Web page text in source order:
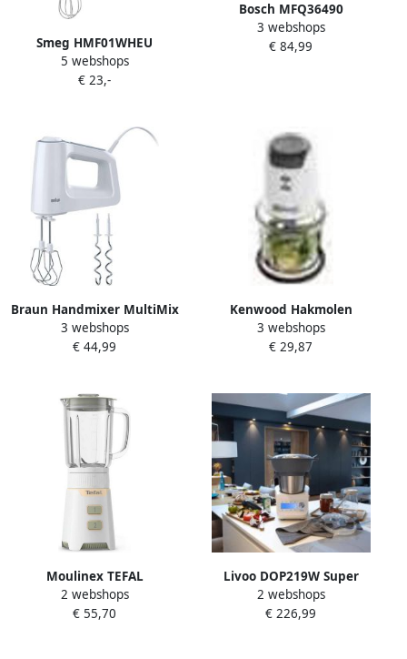
Smeg HMF01WHEU
Handmixer 250W 9
Snelheden Turbofunctie LED
Style Wit
5 webshops
€ 23,-
Bosch MFQ36490
Handmixer 450 W Wit
3 webshops
€ 84,99
Braun Handmixer MultiMix
3 HM 3100 WH 500 W 5
snelheden + Turbo Verticale
3 webshops
€ 44,99
Kenwood Hakmolen
CHP61.000WHEASYCH |
Hakmolens |
3 webshops
€ 29,87
Moulinex TEFAL
Miniblender Vermogen 400
W Glazen kom van 0 7 liter
2 webshops
€ 55,70
Livoo DOP219W Super
Cooker robot 12 snelheden
125 tot 5000 tpm 3 5L
2 webshops
€ 226,99